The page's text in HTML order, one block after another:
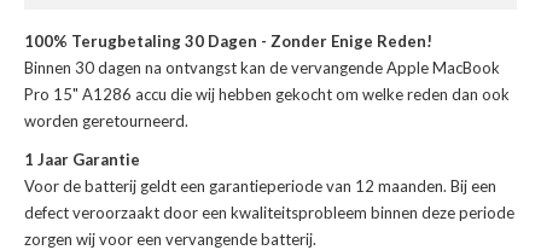
100% Terugbetaling 30 Dagen - Zonder Enige Reden!
Binnen 30 dagen na ontvangst kan devervangende Apple MacBook
Pro 15" A1286 accu die wij hebben gekocht om welke reden dan ook
worden geretourneerd.
1 Jaar Garantie
Voor debatterij geldt een garantieperiode van 12 maanden. Bij een
defect veroorzaakt door een kwaliteitsprobleem binnen deze periode
zorgen wij voor een vervangende batterij.